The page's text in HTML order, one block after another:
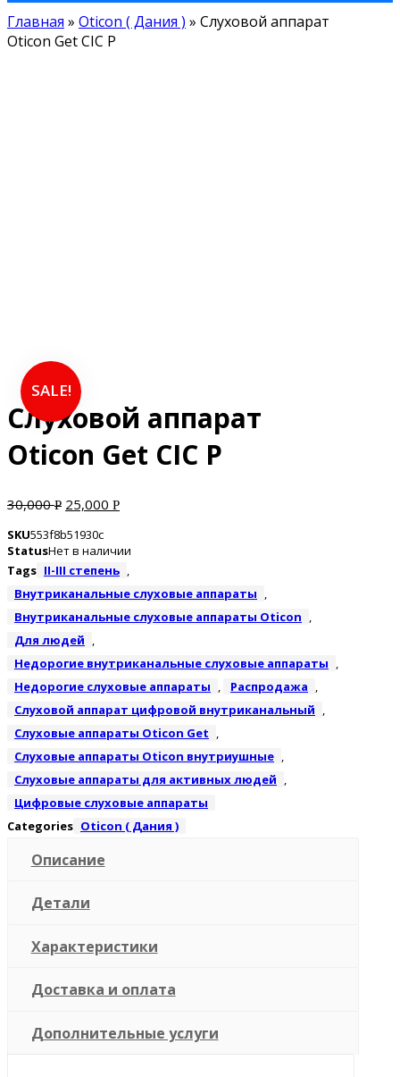
Главная » Oticon ( Дания ) » Слуховой аппарат
Oticon Get CIC P
SALE!
Слуховой аппарат
Oticon Get CIC P
30,000Р 25,000 Р
SKU553f8b51930c
StatusНет в наличии
Tags II-III степень ,
Внутриканальные слуховые аппараты ,
Внутриканальные слуховые аппараты Oticon ,
Для людей ,
Недорогие внутриканальные слуховые аппараты ,
Недорогие слуховые аппараты , Распродажа ,
Слуховой аппарат цифровой внутриканальный ,
Слуховые аппараты Oticon Get ,
Слуховые аппараты Oticon внутриушные ,
Слуховые аппараты для активных людей ,
Цифровые слуховые аппараты
Categories Oticon ( Дания )
Описание
Детали
Характеристики
Доставка и оплата
Дополнительные услуги